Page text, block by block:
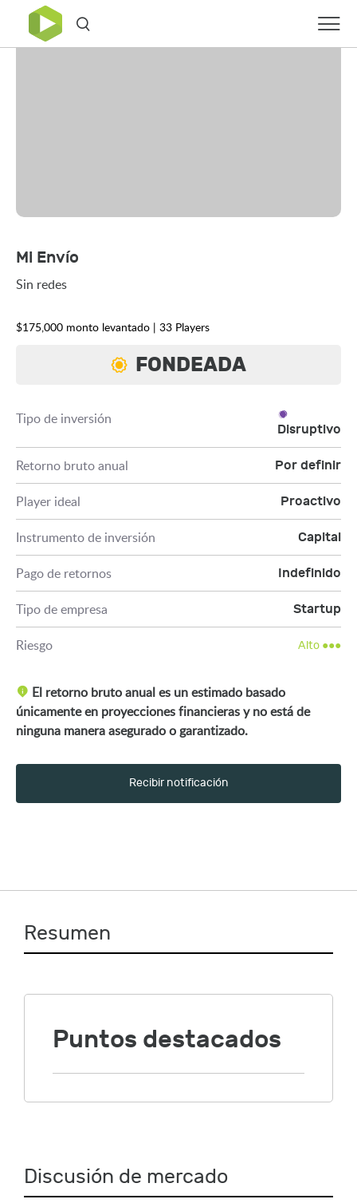
Mi Envío
Sin redes
$175,000 monto levantado | 33 Players
FONDEADA
Tipo de inversión
Disruptivo
Pago de retornos Indefinido
Retorno bruto anual Por definir
Tipo de empresa Startup
Player ideal Proactivo
Riesgo Alto ●●●
Instrumento de inversión Capital
El retorno bruto anual es un estimado basado
únicamente en proyecciones financieras y no está de
ninguna manera asegurado o garantizado.
Recibir notificación
Resumen
Puntos destacados
Discusión de mercado